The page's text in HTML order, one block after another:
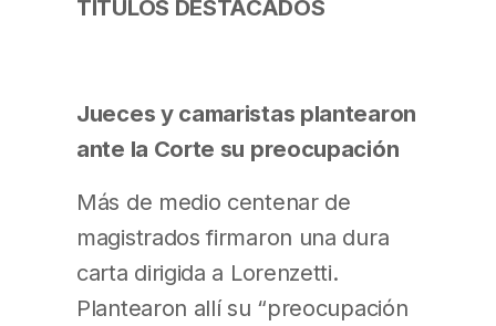
TITULOS DESTACADOS
Jueces y camaristas plantearon
ante la Corte su preocupación
Más de medio centenar de
magistrados firmaron una dura
carta dirigida a Lorenzetti.
Plantearon allí su “preocupación